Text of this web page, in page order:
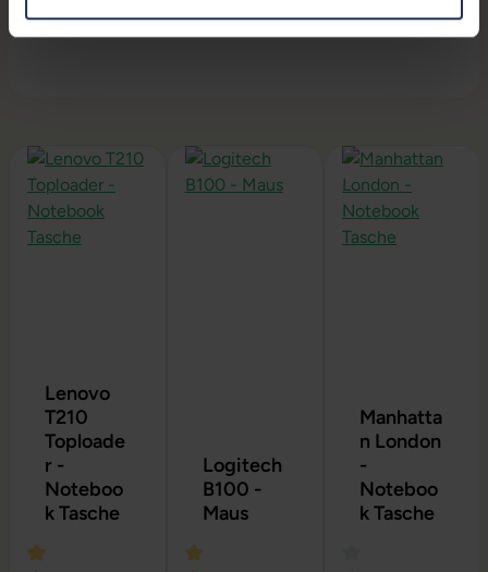
Akkulaufzeiten übernehmen.
Produktgalerie überspringen
Lenovo
T210
Toploade
r -
Noteboo
k Tasche
Logitech
B100 -
Maus
Manhatta
n London
-
Noteboo
k Tasche